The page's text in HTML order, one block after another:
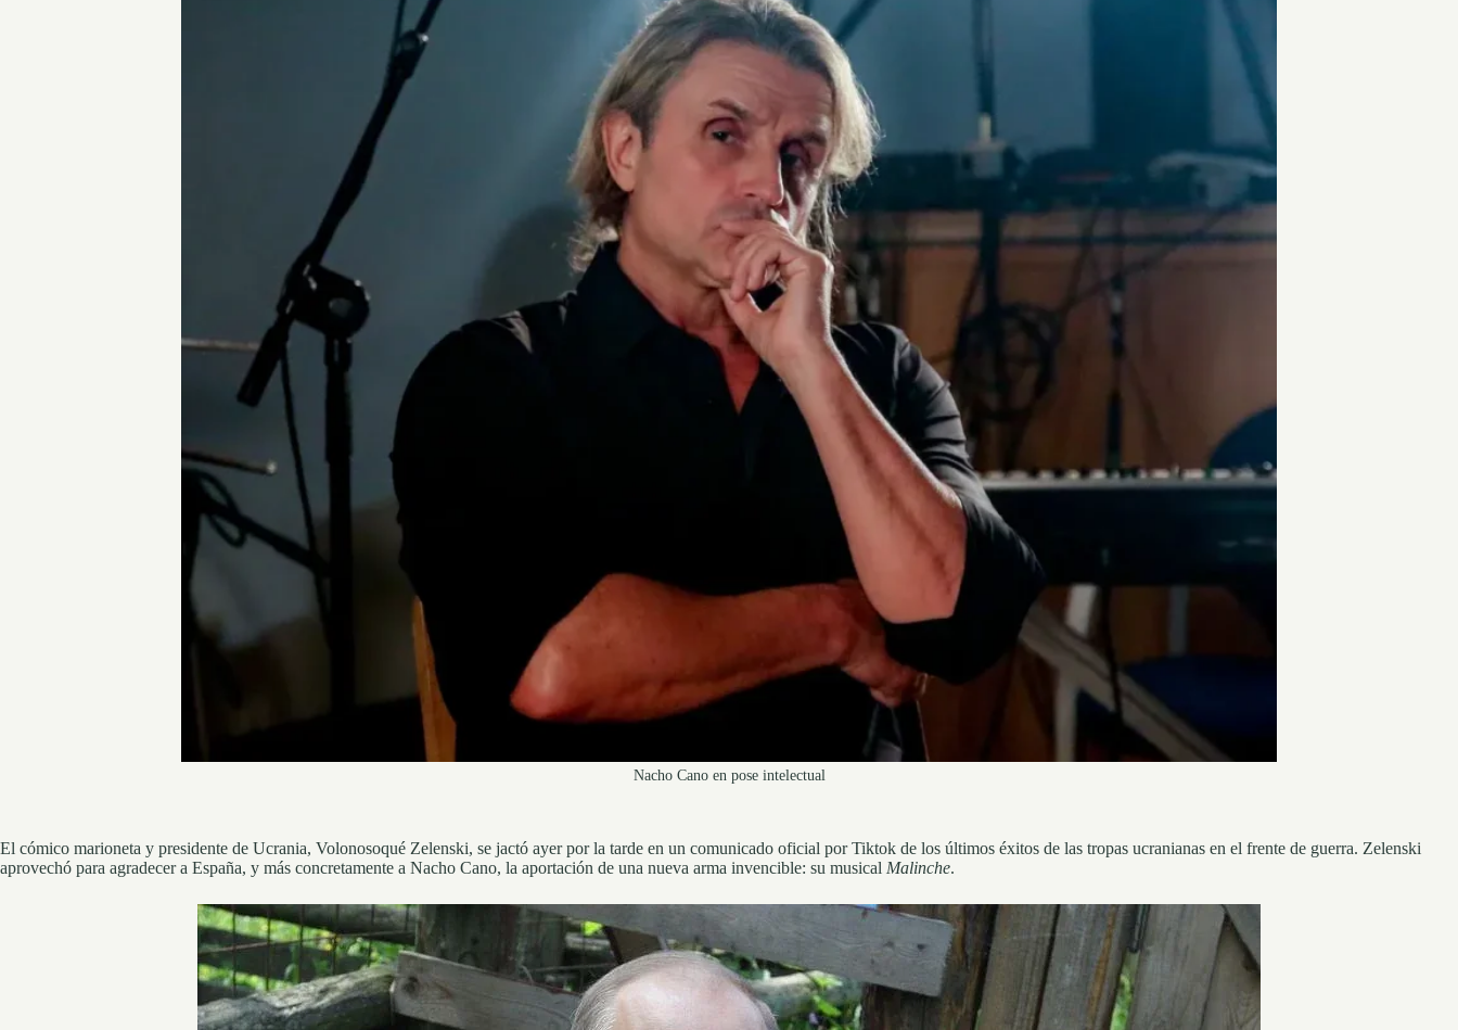
Nacho Cano en pose intelectual
El cómico marioneta y presidente de Ucrania, Volonosoqué Zelenski, se jactó ayer por la tarde en un comunicado oficial por Tiktok de los últimos éxitos de las tropas ucranianas en el frente de guerra. Zelenski
aprovechó para agradecer a España, y más concretamente a Nacho Cano, la aportación de una nueva arma invencible: su musical Malinche.